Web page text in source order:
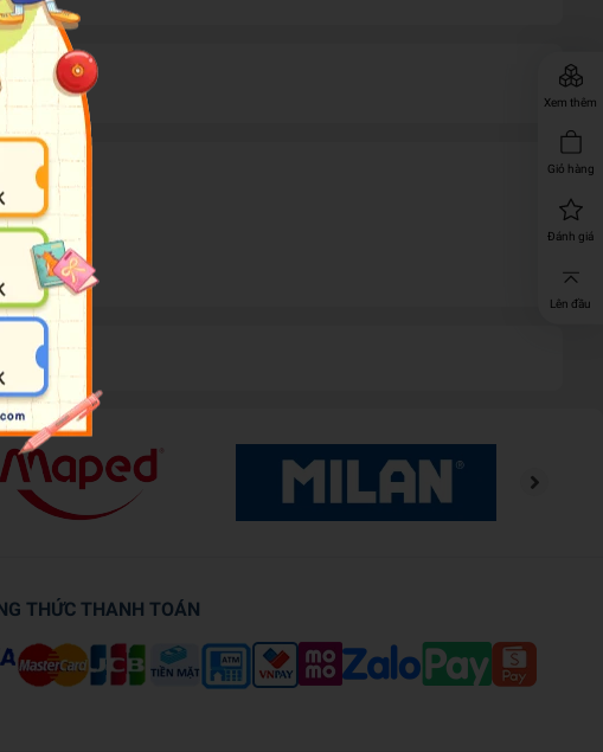
Xem thêm
Giỏ hàng
Đánh giá
Lên đầu
THỨC THANH TOÁN